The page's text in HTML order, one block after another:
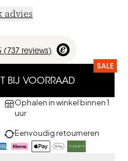
advies
(737 reviews)
BIJ VOORRAAD
SALE
Ophalen in winkel binnen 1
uur
Eenvoudig retourneren